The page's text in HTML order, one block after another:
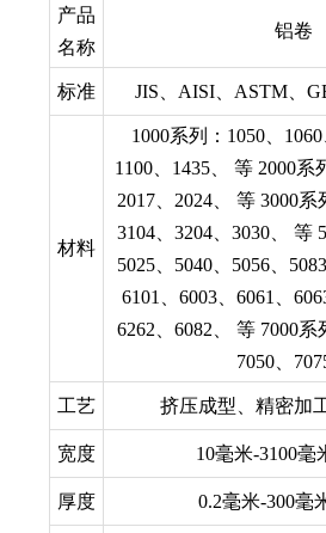
产品
名称
铝卷
标准 JIS、AISI、ASTM、
材料
1000系列：1050、1060
1100、1435、 等 2000系
2017、2024、 等 3000系
3104、3204、3030、 等
5025、5040、5056、
6101、6003、6061、
6262、6082、 等 7000系
7050、
工艺 挤压成型、精密加
宽度 10毫米-3100毫
厚度 0.2毫米-300毫